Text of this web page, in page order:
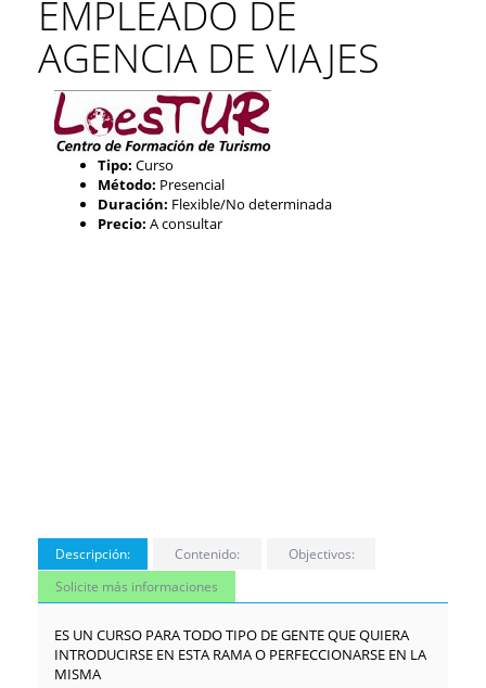
EMPLEADO DE
AGENCIA DE VIAJES
Tipo: Curso
Método: Presencial
Duración: Flexible/No determinada
Precio: A consultar
Descripción: Contenido:
Objectivos:
Solicite más informaciones
ES UN CURSO PARA TODO TIPO DE GENTE QUE QUIERA
INTRODUCIRSE EN ESTA RAMA O PERFECCIONARSE EN LA
MISMA